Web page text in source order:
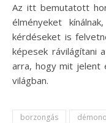
Az itt bemutatott
élményeket
kérdéseket is
képesek rávilágítani
arra, hogy mit jelent
világban.
borzongás